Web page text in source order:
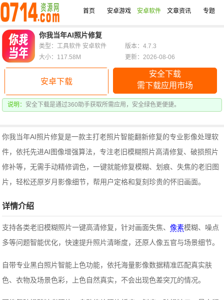
首页 安卓游戏 安卓软件 文章资讯 专题
你我当年AI照片修复
安卓下载
安全下载
需下载应用市场
说明： 安全下载是通过360助手获取所需应用，安全绿色更便捷。
类型：工具软件 安卓软件
版本：4.7.3
大小：117.58M
更新：2026-08-06
你我当年AI照片修复是一款主打老照片智能翻新修复的专业影像处理软
件，依托先进AI图像增强算法，专注老旧模糊照片高清修复、破损照片
修补等，无需手动精修调色，一键就能修复模糊、划痕、失焦的老旧图
片，轻松还原岁月影像细节，帮用户定格和复刻珍贵的怀旧画面。
详情介绍
支持各类老旧模糊照片一键高清修复，针对画面失焦、像素模糊、噪点
多等问题智能优化，快速提升照片清晰度，还原人像五官与场景细节。
自带专业黑白照片智能上色功能，依托海量影像数据精准匹配真实肤
色、衣物及场景色彩，上色自然真实，不会出现色差突兀的情况。